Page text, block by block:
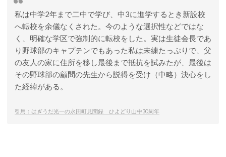
私は中学2年まで二中で学び、中3に進学するとき新設校
へ転校を余儀なくされた。今のような選択性などではな
く、明確な学区で強制的に転校をした。実は生徒会長であ
り野球部のキャプテンでもあった私は未練たっぷりで、父
の友人の家に住所を移し最後まで抵抗を試みたが、最後は
その野球部の顧問の先生から説得を受け（中略）決心をし
た経緯がある。
引用：はぎうだ光一の永田町見聞録 ひよどり山中30周年